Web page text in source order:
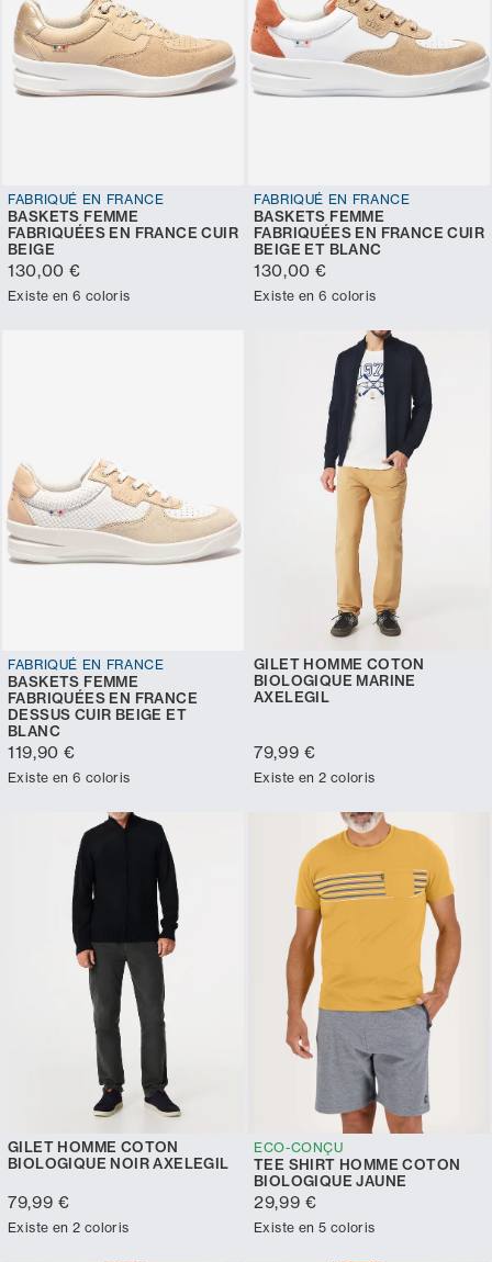
FABRIQUÉ EN FRANCE
BASKETS FEMME
FABRIQUÉES EN FRANCE CUIR
BEIGE
130,00 €
Existe en 6 coloris
FABRIQUÉ EN FRANCE
BASKETS FEMME
FABRIQUÉES EN FRANCE CUIR
BEIGE ET BLANC
130,00 €
Existe en 6 coloris
FABRIQUÉ EN FRANCE
BASKETS FEMME
FABRIQUÉES EN FRANCE
DESSUS CUIR BEIGE ET
BLANC
119,90 €
Existe en 6 coloris
GILET HOMME COTON
BIOLOGIQUE MARINE
AXELEGIL
79,99 €
Existe en 2 coloris
GILET HOMME COTON
BIOLOGIQUE NOIR AXELEGIL
79,99 €
Existe en 2 coloris
ECO-CONÇU
TEE SHIRT HOMME COTON
BIOLOGIQUE JAUNE
29,99 €
Existe en 5 coloris